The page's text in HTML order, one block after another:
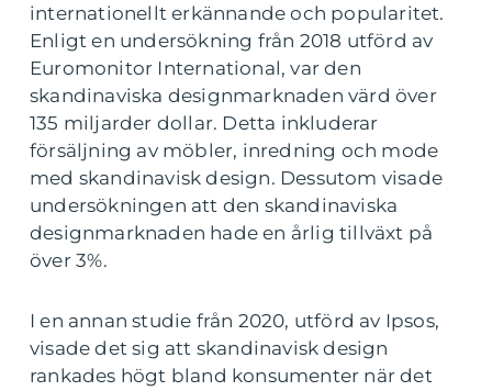
internationellt erkännande och popularitet.
Enligt en undersökning från 2018 utförd av
Euromonitor International, var den
skandinaviska designmarknaden värd över
135 miljarder dollar. Detta inkluderar
försäljning av möbler, inredning och mode
med skandinavisk design. Dessutom visade
undersökningen att den skandinaviska
designmarknaden hade en årlig tillväxt på
över 3%.
I en annan studie från 2020, utförd av Ipsos,
visade det sig att skandinavisk design
rankades högt bland konsumenter när det